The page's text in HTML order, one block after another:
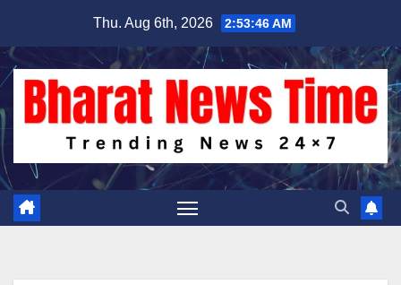
content
Thu. Aug 6th, 2026 2:53:47 AM